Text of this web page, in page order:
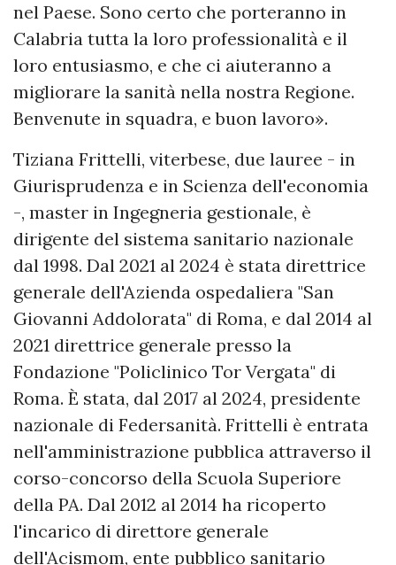
nel Paese. Sono certo che porteranno in
Calabria tutta la loro professionalità e il
loro entusiasmo, e che ci aiuteranno a
migliorare la sanità nella nostra Regione.
Benvenute in squadra, e buon lavoro».
Tiziana Frittelli, viterbese, due lauree - in
Giurisprudenza e in Scienza dell'economia
-, master in Ingegneria gestionale, è
dirigente del sistema sanitario nazionale
dal 1998. Dal 2021 al 2024 è stata direttrice
generale dell'Azienda ospedaliera "San
Giovanni Addolorata" di Roma, e dal 2014 al
2021 direttrice generale presso la
Fondazione "Policlinico Tor Vergata" di
Roma. È stata, dal 2017 al 2024, presidente
nazionale di Federsanità. Frittelli è entrata
nell'amministrazione pubblica attraverso il
corso-concorso della Scuola Superiore
della PA. Dal 2012 al 2014 ha ricoperto
l'incarico di direttore generale
dell'Acismom, ente pubblico sanitario